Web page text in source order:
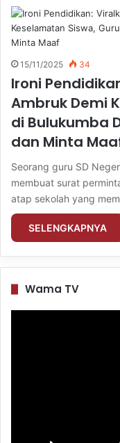
15/11/2025 34
Ironi
Ambruk Demi
di Bulukumba
dan Minta
Seorang guru SD
membuat surat
atap sekolah yang
SELENGKAPNYA
Wama TV